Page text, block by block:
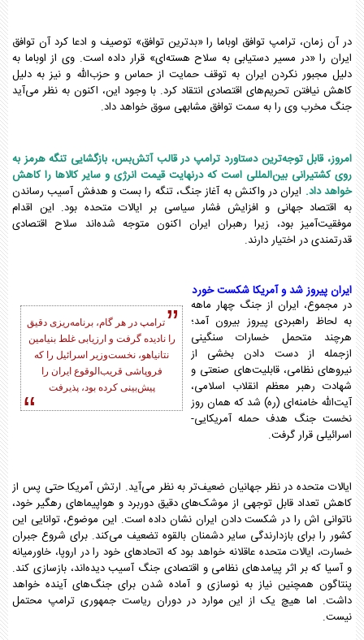
در آن زمان، ترامپ توافق اوباما را «بدترین توافق» توصیف و ادعا کرد آن توافق
ایران را «در مسیر دستیابی به سلاح هسته‌ای» قرار داده است. وی از اوباما به
دلیل مجبور نکردن ایران به توقف حمایت از حماس و حزب‌الله و نیز به دلیل
کاهش نیافتن تحریم‌های اقتصادی انتقاد کرد. با وجود این، اکنون به نظر می‌آید
جنگ مخرب وی را به سمت توافق مشابهی سوق خواهد داد.
امروز، قابل توجه‌ترین دستاورد ترامپ در قالب آتش‌بس، بازگشایی تنگه هرمز به
روی کشتیرانی بین‌المللی است که درنهایت قیمت انرژی و سایر کالاها را کاهش
خواهد داد. ایران در واکنش به آغاز جنگ، تنگه را بست و هدفش آسیب رساندن
به اقتصاد جهانی و افزایش فشار سیاسی بر ایالات متحده بود. این اقدام
موفقیت‌آمیز بود، زیرا رهبران ایران اکنون متوجه شده‌اند سلاح اقتصادی
قدرتمندی در اختیار دارند.
ایران پیروز شد و آمریکا شکست خورد
ترامپ در هر گام، برنامه‌ریزی دقیق
را نادیده گرفت و ارزیابی غلط بنیامین
نتانیاهو، نخست‌وزیر اسرائیل را که
فروپاشی قریب‌الوقوع ایران را
پیش‌بینی کرده بود، پذیرفت
در مجموع، ایران از جنگ چهار ماهه
به لحاظ راهبردی پیروز بیرون آمد؛
هرچند متحمل خسارات سنگینی
ازجمله از دست دادن بخشی از
نیروهای نظامی، قابلیت‌های صنعتی و
شهادت رهبر معظم انقلاب اسلامی،
آیت‌الله خامنه‌ای (ره) شد که همان روز
نخست جنگ هدف حمله آمریکایی-
اسرائیلی قرار گرفت.
ایالات متحده در نظر جهانیان ضعیف‌تر به نظر می‌آید. ارتش آمریکا حتی پس از
کاهش تعداد قابل توجهی از موشک‌های دقیق دوربرد و هواپیماهای رهگیر خود،
ناتوانی اش را در شکست دادن ایران نشان داده است. این موضوع، توانایی این
کشور را برای بازدارندگی سایر دشمنان بالقوه تضعیف می‌کند. برای شروع جبران
خسارت، ایالات متحده عاقلانه خواهد بود که اتحادهای خود را در اروپا، خاورمیانه
و آسیا که بر اثر پیامدهای نظامی و اقتصادی جنگ آسیب دیده‌اند، بازسازی کند.
پنتاگون همچنین نیاز به نوسازی و آماده شدن برای جنگ‌های آینده خواهد
داشت. اما هیچ یک از این موارد در دوران ریاست جمهوری ترامپ محتمل
نیست.